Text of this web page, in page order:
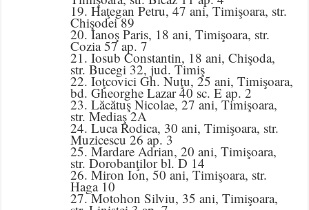
19. Haţegan Petru, 47 ani, Timişoara, str.
Chişodei 89
20. Ianoş Paris, 18 ani, Timişoara, str.
Cozia 57 ap. 7
21. Iosub Constantin, 18 ani, Chişoda,
str. Bucegi 32, jud. Timiş
22. Ioţcovici Gh. Nuţu, 25 ani, Timişoara,
bd. Gheorghe Lazar 40 sc. E ap. 2
23. Lăcătuş Nicolae, 27 ani, Timişoara,
str. Mediaş 2A
24. Luca Rodica, 30 ani, Timişoara, str.
Muzicescu 26 ap. 3
25. Mardare Adrian, 20 ani, Timişoara,
str. Dorobanţilor bl. D 14
26. Miron Ion, 50 ani, Timişoara, str.
Haga 10
27. Motohon Silviu, 35 ani, Timişoara,